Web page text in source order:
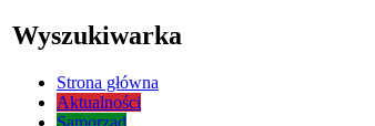
Wyszukiwarka
Strona główna
Aktualności